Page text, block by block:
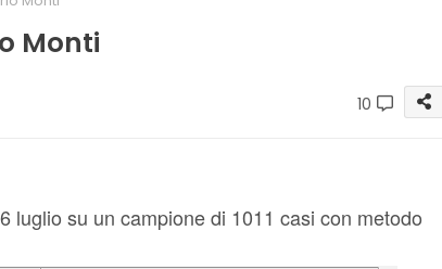
Monti
10
luglio su un campione di 1011 casi con metodo